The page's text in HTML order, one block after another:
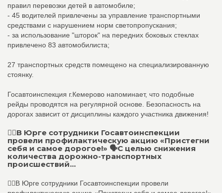
правил перевозки детей в автомобиле;
- 45 водителей привлечены за управление транспортными
средствами с нарушением норм светопропускания;
- за использование "шторок" на передних боковых стеклах
привлечено 83 автомобилиста;
27 транспортных средств помещено на специализированную
стоянку.
Госавтоинспекция г.Кемерово напоминает, что подобные
рейды проводятся на регулярной основе. Безопасность на
дорогах зависит от дисциплины каждого участника движения!
👮‍♂В Юрге сотрудники Госавтоинспекции
провели профилактическую акцию «Пристегни
себя и самое дорогое!» 🗣С целью снижения
количества дорожно-транспортных
происшествий...
👮‍♂В Юрге сотрудники Госавтоинспекции провели